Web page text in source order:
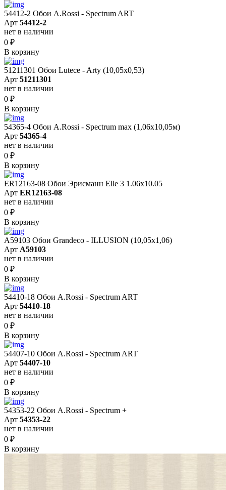
54412-2 Обои A.Rossi - Spectrum ART
Арт 54412-2
нет в наличии
0 ₽
В корзину
51211301 Обои Lutece - Arty (10,05x0,53)
Арт 51211301
нет в наличии
0 ₽
В корзину
54365-4 Обои A.Rossi - Spectrum max (1,06x10,05м)
Арт 54365-4
нет в наличии
0 ₽
В корзину
ER12163-08 Обои Эрисманн Elle 3 1.06x10.05
Арт ER12163-08
нет в наличии
0 ₽
В корзину
A59103 Обои Grandeco - ILLUSION (10,05х1,06)
Арт A59103
нет в наличии
0 ₽
В корзину
54410-18 Обои A.Rossi - Spectrum ART
Арт 54410-18
нет в наличии
0 ₽
В корзину
54407-10 Обои A.Rossi - Spectrum ART
Арт 54407-10
нет в наличии
0 ₽
В корзину
54353-22 Обои A.Rossi - Spectrum +
Арт 54353-22
нет в наличии
0 ₽
В корзину